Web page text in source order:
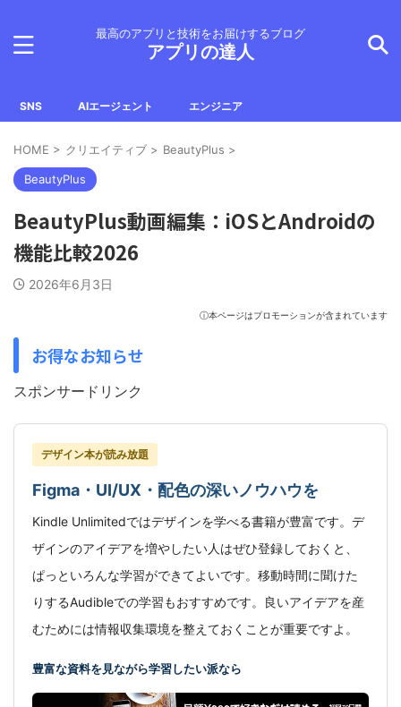
最高のアプリと技術をお届けするブログ
アプリの達人
SNS AIエージェント エンジニア
HOME > クリエイティブ > BeautyPlus >
BeautyPlus
BeautyPlus動画編集：iOSとAndroidの
機能比較2026
2026年6月3日
ⓘ本ページはプロモーションが含まれています
お得なお知らせ
スポンサードリンク
デザイン本が読み放題
Figma・UI/UX・配色の深いノウハウを
Kindle Unlimitedではデザインを学べる書籍が豊富です。デ
ザインのアイデアを増やしたい人はぜひ登録しておくと、
ぱっといろんな学習ができてよいです。移動時間に聞けた
りするAudibleでの学習もおすすめです。良いアイデアを産
むためには情報収集環境を整えておくことが重要ですよ。
豊富な資料を見ながら学習したい派なら